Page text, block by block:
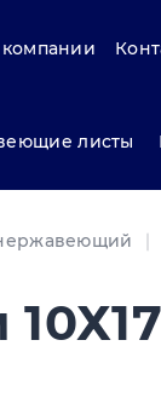
листы